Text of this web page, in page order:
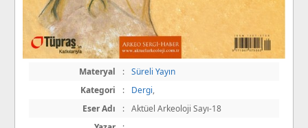
Materyal : Süreli Yayın
Kategori
: Dergi,
Eser Adı
: Aktüel Arkeoloji Sayı-18